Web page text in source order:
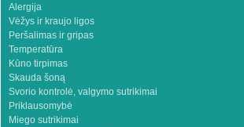
Alergija
Vėžys ir kraujo ligos
Peršalimas ir gripas
Temperatūra
Kūno tirpimas
Skauda šoną
Svorio kontrolė, valgymo sutrikimai
Priklausomybė
Miego sutrikimai